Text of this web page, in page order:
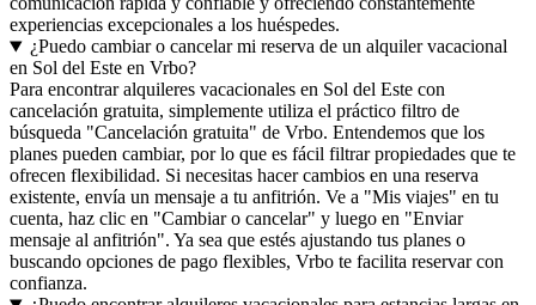
experiencias excepcionales a los huéspedes.
¿Puedo cambiar o cancelar mi reserva de un alquiler vacacional
en Sol del Este en Vrbo?
Para encontrar alquileres vacacionales en Sol del Este con
cancelación gratuita, simplemente utiliza el práctico filtro de
búsqueda "Cancelación gratuita" de Vrbo. Entendemos que los
planes pueden cambiar, por lo que es fácil filtrar propiedades que te
ofrecen flexibilidad. Si necesitas hacer cambios en una reserva
existente, envía un mensaje a tu anfitrión. Ve a "Mis viajes" en tu
cuenta, haz clic en "Cambiar o cancelar" y luego en "Enviar
mensaje al anfitrión". Ya sea que estés ajustando tus planes o
buscando opciones de pago flexibles, Vrbo te facilita reservar con
confianza.